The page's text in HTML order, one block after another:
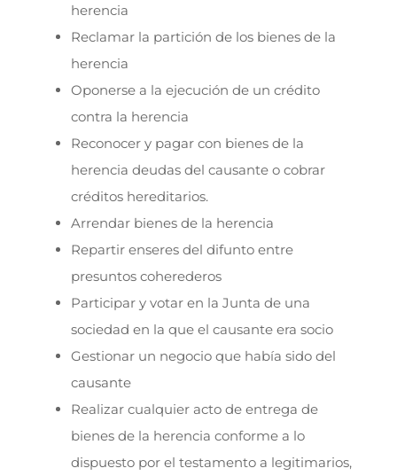
herencia
Reclamar la partición de los bienes de la
herencia
Oponerse a la ejecución de un crédito
contra la herencia
Reconocer y pagar con bienes de la
herencia deudas del causante o cobrar
créditos hereditarios.
Arrendar bienes de la herencia
Repartir enseres del difunto entre
presuntos coherederos
Participar y votar en la Junta de una
sociedad en la que el causante era socio
Gestionar un negocio que había sido del
causante
Realizar cualquier acto de entrega de
bienes de la herencia conforme a lo
dispuesto por el testamento a legitimarios,